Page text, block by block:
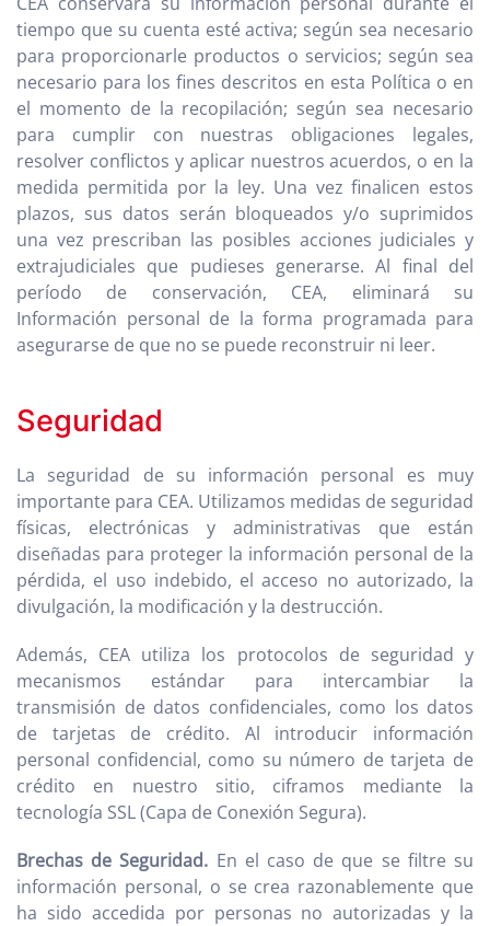
tiempo que su cuenta esté activa; según sea necesario
para proporcionarle productos o servicios; según sea
necesario para los fines descritos en esta Política o en
el momento de la recopilación; según sea necesario
para cumplir con nuestras obligaciones legales,
resolver conflictos y aplicar nuestros acuerdos, o en la
medida permitida por la ley. Una vez finalicen estos
plazos, sus datos serán bloqueados y/o suprimidos
una vez prescriban las posibles acciones judiciales y
extrajudiciales que pudieses generarse. Al final del
período de conservación, CEA, eliminará su
Información personal de la forma programada para
asegurarse de que no se puede reconstruir ni leer.
Seguridad
La seguridad de su información personal es muy
importante para CEA. Utilizamos medidas de seguridad
físicas, electrónicas y administrativas que están
diseñadas para proteger la información personal de la
pérdida, el uso indebido, el acceso no autorizado, la
divulgación, la modificación y la destrucción.
Además, CEA utiliza los protocolos de seguridad y
mecanismos estándar para intercambiar la
transmisión de datos confidenciales, como los datos
de tarjetas de crédito. Al introducir información
personal confidencial, como su número de tarjeta de
crédito en nuestro sitio, ciframos mediante la
tecnología SSL (Capa de Conexión Segura).
Brechas de Seguridad. En el caso de que se filtre su
información personal, o se crea razonablemente que
ha sido accedida por personas no autorizadas y la